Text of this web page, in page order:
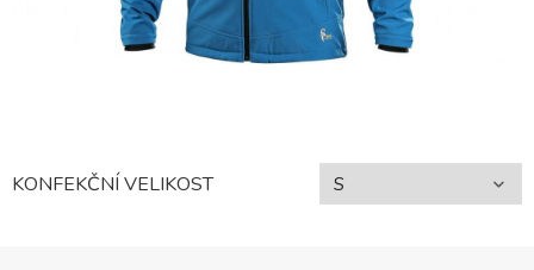
KONFEKČNÍ VELIKOST